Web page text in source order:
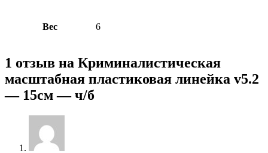
Вес 6
1 отзыв на Криминалистическая
масштабная пластиковая линейка v5.2
— 15см — ч/б